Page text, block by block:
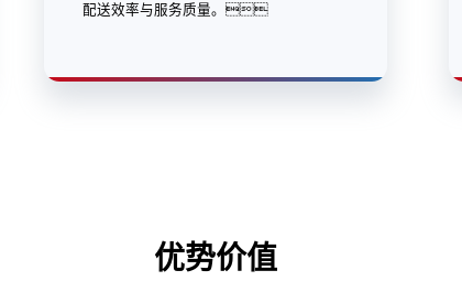
配送效率与服务质量。
优势价值